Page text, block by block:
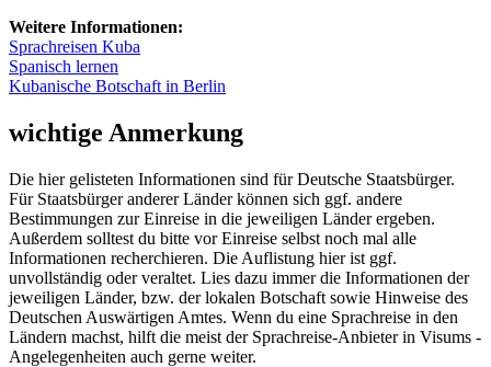
Weitere Informationen:
Sprachreisen Kuba
Spanisch lernen
Kubanische Botschaft in Berlin
wichtige Anmerkung
Die hier gelisteten Informationen sind für Deutsche Staatsbürger.
Für Staatsbürger anderer Länder können sich ggf. andere
Bestimmungen zur Einreise in die jeweiligen Länder ergeben.
Außerdem solltest du bitte vor Einreise selbst noch mal alle
Informationen recherchieren. Die Auflistung hier ist ggf.
unvollständig oder veraltet. Lies dazu immer die Informationen der
jeweiligen Länder, bzw. der lokalen Botschaft sowie Hinweise des
Deutschen Auswärtigen Amtes. Wenn du eine Sprachreise in den
Ländern machst, hilft die meist der Sprachreise-Anbieter in Visums -
Angelegenheiten auch gerne weiter.